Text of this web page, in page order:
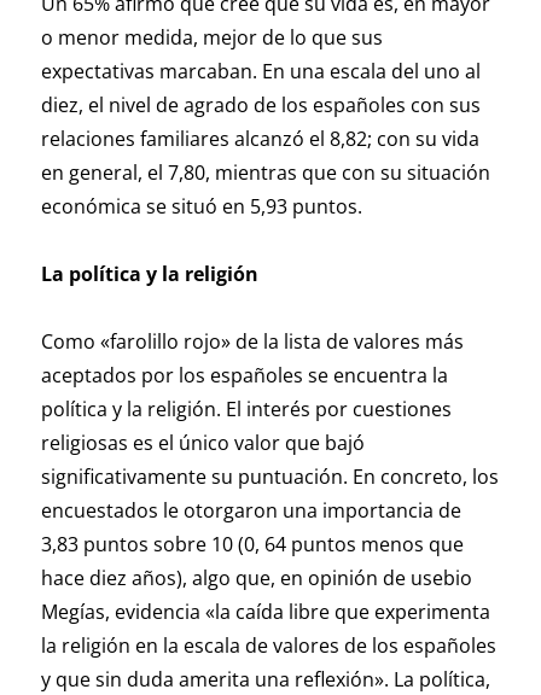
o menor medida, mejor de lo que sus
expectativas marcaban. En una escala del uno al
diez, el nivel de agrado de los españoles con sus
relaciones familiares alcanzó el 8,82; con su vida
en general, el 7,80, mientras que con su situación
económica se situó en 5,93 puntos.
La política y la religión
Como «farolillo rojo» de la lista de valores más
aceptados por los españoles se encuentra la
política y la religión. El interés por cuestiones
religiosas es el único valor que bajó
significativamente su puntuación. En concreto, los
encuestados le otorgaron una importancia de
3,83 puntos sobre 10 (0, 64 puntos menos que
hace diez años), algo que, en opinión de usebio
Megías, evidencia «la caída libre que experimenta
la religión en la escala de valores de los españoles
y que sin duda amerita una reflexión». La política,